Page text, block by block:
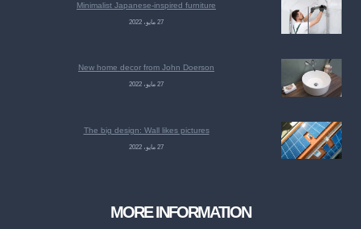
Minimalist Japanese-inspired furniture
27 مايو، 2022
New home decor from John Doerson
27 مايو، 2022
The big design: Wall likes pictures
27 مايو، 2022
MORE INFORMATION